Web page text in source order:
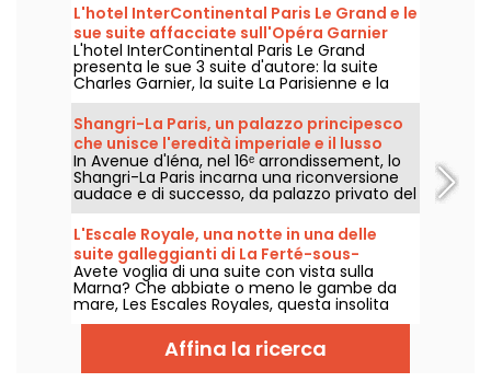
L'hotel InterContinental Paris Le Grand e le
sue suite affacciate sull'Opéra Garnier
L'hotel InterContinental Paris Le Grand
presenta le sue 3 suite d'autore: la suite
Charles Garnier, la suite La Parisienne e la
suite The Pearl, progettate dall'architetto
d'interni Pierre-Yves Rochon.
Shangri-La Paris, un palazzo principesco
che unisce l'eredità imperiale e il lusso
asiatico nell'Avenue d'Iéna.
In Avenue d'Iéna, nel 16ᵉ arrondissement, lo
Shangri-La Paris incarna una riconversione
audace e di successo, da palazzo privato del
principe Roland Bonaparte a hotel
classificato come Monumento Storico e
palazzo di prestigio.
L'Escale Royale, una notte in una delle
suite galleggianti di La Ferté-sous-
Jouarre (77)
Avete voglia di una suite con vista sulla
Marna? Che abbiate o meno le gambe da
mare, Les Escales Royales, questa insolita
sistemazione sull'acqua, vi offre la possibilità
di trascorrere una notte (o più, se preferite)
in una delle sue suite galleggianti vicino a La
Ferté-sous-Jouarre.
Affina la ricerca